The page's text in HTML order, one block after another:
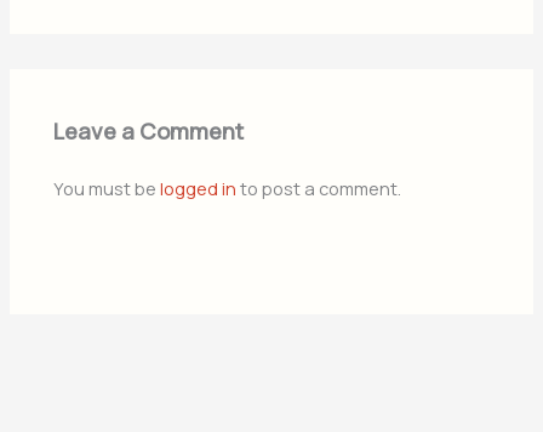
Leave a Comment
You must belogged in to post a comment.